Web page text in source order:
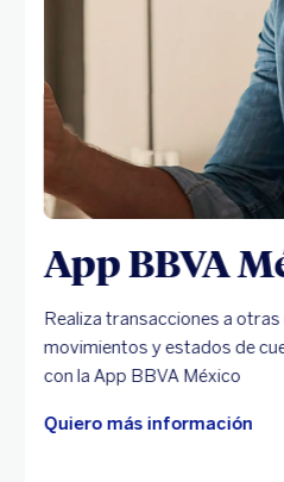
App BBVA
Realiza transacciones a
movimientos y estados de
con la App BBVA México
Quiero más información